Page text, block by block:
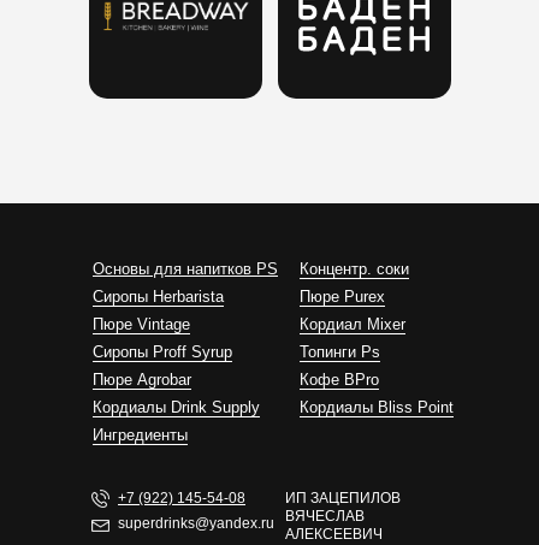
ИП ЗАЦЕПИЛОВ
ВЯЧЕСЛАВ
АЛЕКСЕЕВИЧ
Основы для напитков PS
Сиропы Herbarista
Пюре Vintage
Cиропы Proff Syrup
Пюре Agrobar
Кордиалы Drink Supply
Ингредиенты
superdrinks@yandex.ru
+7 (922) 145-54-08
Концентр. соки
Пюре Purex
Кордиал Mixer
Топинги Ps
Кофе BPro
Кордиалы Bliss Point